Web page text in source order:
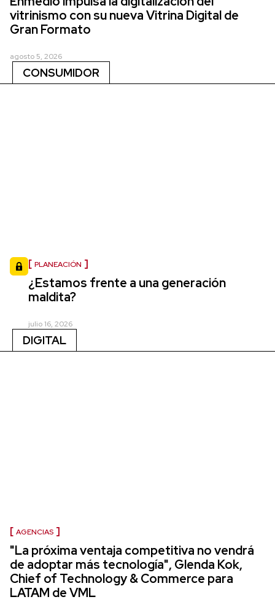
vitrinismo con su nueva Vitrina Digital de
Gran Formato
agosto 5, 2026
CONSUMIDOR
PLANEACIÓN
¿Estamos frente a una generación
maldita?
julio 16, 2026
DIGITAL
AGENCIAS
"La próxima ventaja competitiva no vendrá
de adoptar más tecnología", Glenda Kok,
Chief of Technology & Commerce para
LATAM de VML